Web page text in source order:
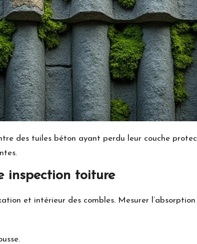
des tuiles béton ayant perdu leur couche
inspection toiture
et intérieur des combles. Mesurer